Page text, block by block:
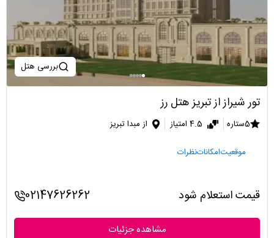
بررسی هتل
تور شیراز از تبریز هتل رز
5ستاره 4.5 امتیاز از مبدا تبریز
موقعیتامکاناتنظرات
قیمت استعلام شود 02147626262
مشاهده جزئیات